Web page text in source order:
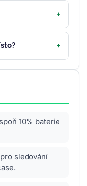
10% baterie
sledování